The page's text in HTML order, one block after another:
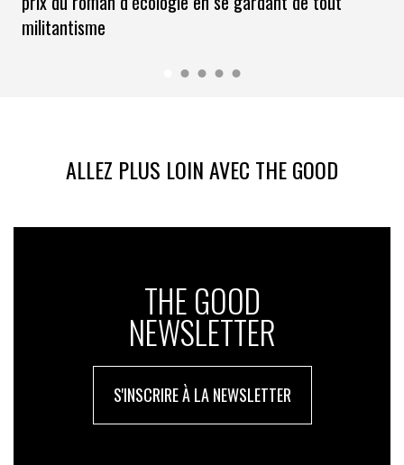
militantisme
ALLEZ PLUS LOIN AVEC THE GOOD
THE GOOD
NEWSLETTER
S'INSCRIRE À LA NEWSLETTER